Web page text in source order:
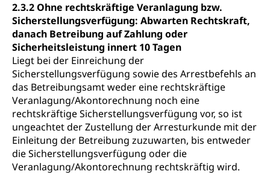
2.3.2 Ohne rechtskräftige Veranlagung bzw.
Sicherstellungsverfügung: Abwarten Rechtskraft,
danach Betreibung auf Zahlung oder
Sicherheitsleistung innert 10 Tagen
Liegt bei der Einreichung der
Sicherstellungsverfügung sowie des Arrestbefehls an
das Betreibungsamt weder eine rechtskräftige
Veranlagung/Akontorechnung noch eine
rechtskräftige Sicherstellungsverfügung vor, so ist
ungeachtet der Zustellung der Arresturkunde mit der
Einleitung der Betreibung zuzuwarten, bis entweder
die Sicherstellungsverfügung oder die
Veranlagung/Akontorechnung rechtskräftig wird.